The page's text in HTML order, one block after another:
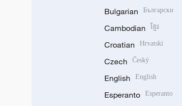
Bulgarian Български
Cambodian ខ្មែរ
Croatian Hrvatski
Czech Český
English English
Esperanto Esperanto